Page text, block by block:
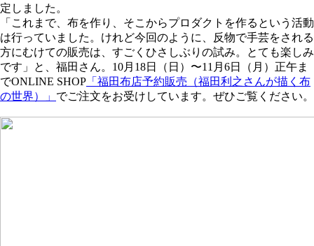
定しました。
「これまで、布を作り、そこからプロダクトを作るという活動
は行っていました。けれど今回のように、反物で手芸をされる
方にむけての販売は、すごくひさしぶりの試み。とても楽しみ
です」と、福田さん。10月18日（日）〜11月6日（月）正午ま
でONLINE SHOP 「福田布店予約販売（福田利之さんが描く布
の世界）」 でご注文をお受けしています。ぜひご覧ください。